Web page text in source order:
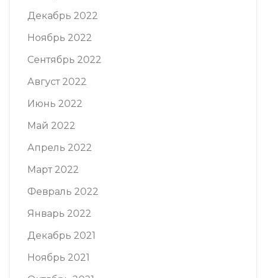
Декабрь 2022
Ноябрь 2022
Сентябрь 2022
Август 2022
Июнь 2022
Май 2022
Апрель 2022
Март 2022
Февраль 2022
Январь 2022
Декабрь 2021
Ноябрь 2021